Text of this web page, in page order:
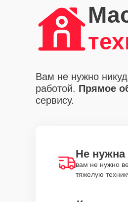
Вам не нужно
работой. Прямое
сервису.
Не нужна
вам не нужно
тяжелую